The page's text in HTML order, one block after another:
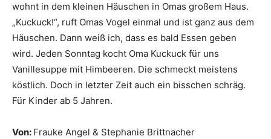
wohnt in dem kleinen Häuschen in Omas großem Haus.
„Kuckuck!“, ruft Omas Vogel einmal und ist ganz aus dem
Häuschen. Dann weiß ich, dass es bald Essen geben
wird. Jeden Sonntag kocht Oma Kuckuck für uns
Vanillesuppe mit Himbeeren. Die schmeckt meistens
köstlich. Doch in letzter Zeit auch ein bisschen schräg.
Für Kinder ab 5 Jahren.
Von: Frauke Angel & Stephanie Brittnacher